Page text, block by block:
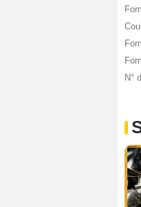
N°